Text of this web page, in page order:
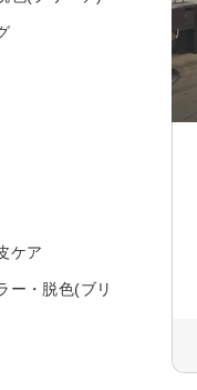
ケア
ー・脱色(ブリ